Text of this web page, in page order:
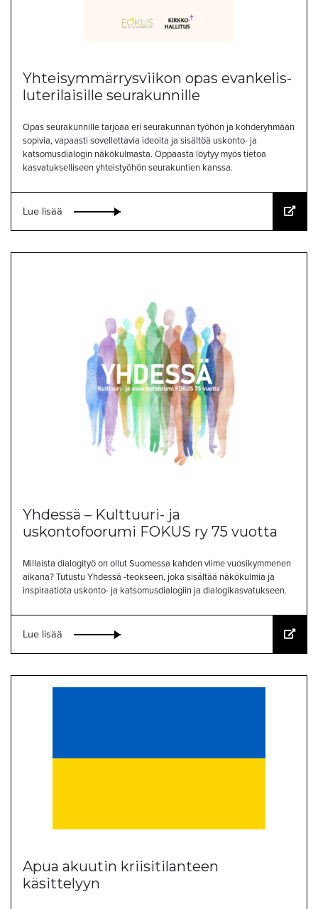
Yhteisymmärrysviikon opas evankelis-
luterilaisille seurakunnille
Opas seurakunnille tarjoaa eri seurakunnan työhön ja kohderyhmään
sopivia, vapaasti sovellettavia ideoita ja sisältöä uskonto- ja
katsomusdialogin näkökulmasta. Oppaasta löytyy myös tietoa
kasvatukselliseen yhteistyöhön seurakuntien kanssa.
Lue lisää
Yhdessä – Kulttuuri- ja
uskontofoorumi FOKUS ry 75 vuotta
Millaista dialogityö on ollut Suomessa kahden viime vuosikymmenen
aikana? Tutustu Yhdessä -teokseen, joka sisältää näkökulmia ja
inspiraatiota uskonto- ja katsomusdialogiin ja dialogikasvatukseen.
Lue lisää
Apua akuutin kriisitilanteen
käsittelyyn